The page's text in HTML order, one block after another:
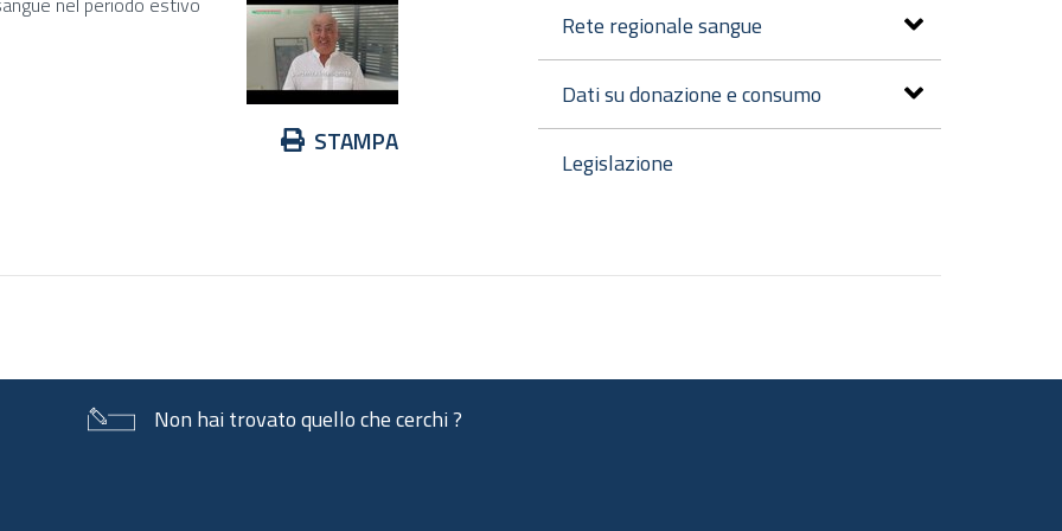
AzioniSTAMPA
Rete regionale sangue
Dati su donazione e consumo
Legislazione
Non hai trovato quello che cerchi ?